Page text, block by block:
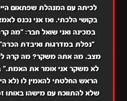
לכיתה עם המנהלת שפתאום
בקושי הלכתי. ואז אני נכנס
במכינה ואני שואל חבר: "מה
"נפלת במדרגות ואיבדת הכרה"
מצב. מה אתה משקר? מה קרה
לא משקר אני אומר את האמת."
הראש החלטתי להאמין לו (לא
שלא להתווכח עם מישהו באותו